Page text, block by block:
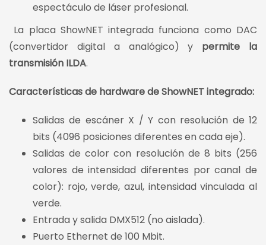
espectáculo de láser profesional.
La placa ShowNET integrada funciona como DAC
(convertidor digital a analógico) y permite la
transmisión ILDA.
Características de hardware de ShowNET integrado:
Salidas de escáner X / Y con resolución de 12
bits (4096 posiciones diferentes en cada eje).
Salidas de color con resolución de 8 bits (256
valores de intensidad diferentes por canal de
color): rojo, verde, azul, intensidad vinculada al
verde.
Entrada y salida DMX512 (no aislada).
Puerto Ethernet de 100 Mbit.